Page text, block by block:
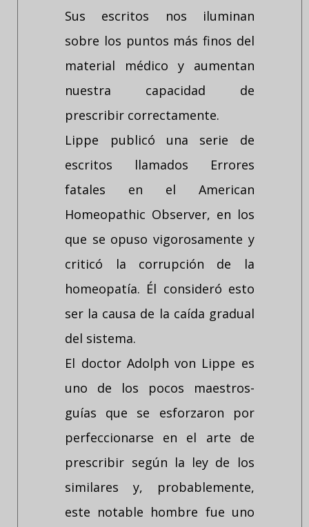
Sus escritos nos iluminan
sobre los puntos más finos del
material médico y aumentan
nuestra capacidad de
prescribir correctamente.
Lippe publicó una serie de
escritos llamados Errores
fatales en el American
Homeopathic Observer, en los
que se opuso vigorosamente y
criticó la corrupción de la
homeopatía. Él consideró esto
ser la causa de la caída gradual
del sistema.
El doctor Adolph von Lippe es
uno de los pocos maestros-
guías que se esforzaron por
perfeccionarse en el arte de
prescribir según la ley de los
similares y, probablemente,
este notable hombre fue uno